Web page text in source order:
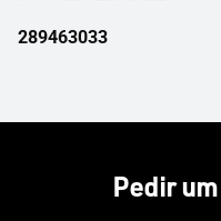
289463033
Pedir